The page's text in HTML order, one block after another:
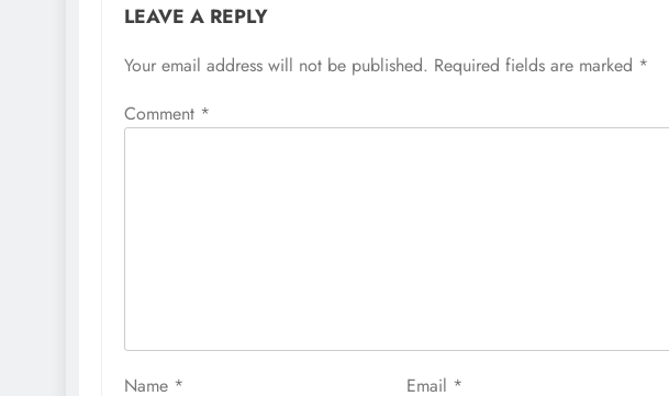
LEAVE A REPLY
Your email address will not be published. Required fields are marked *
Comment *
Name * Email *